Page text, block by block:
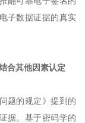
子数据证据的真实
合其他因素认定
题的规定》提到的
据。基于密码学的